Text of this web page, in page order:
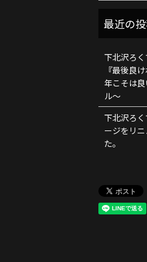
下北沢ろ
『最後良
年こそは
ル～
下北沢ろ
ージをリ
た。